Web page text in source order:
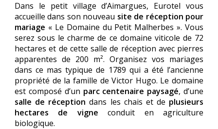
Dans le petit village d’Aimargues, Eurotel vous
accueille dans son nouveau site de réception pour
mariage « Le Domaine du Petit Malherbes ». Vous
serez sous le charme de ce domaine viticole de 72
hectares et de cette salle de réception avec pierres
apparentes de 200 m². Organisez vos mariages
dans ce mas typique de 1789 qui a été l’ancienne
propriété de la famille de Victor Hugo. Le domaine
est composé d’un parc centenaire paysagé, d’une
salle de réception dans les chais et de plusieurs
hectares de vigne conduit en agriculture
biologique.